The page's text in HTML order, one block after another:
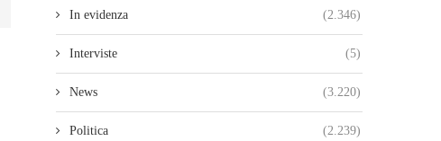
In evidenza (2.346)
Interviste (5)
News (3.220)
Politica (2.239)